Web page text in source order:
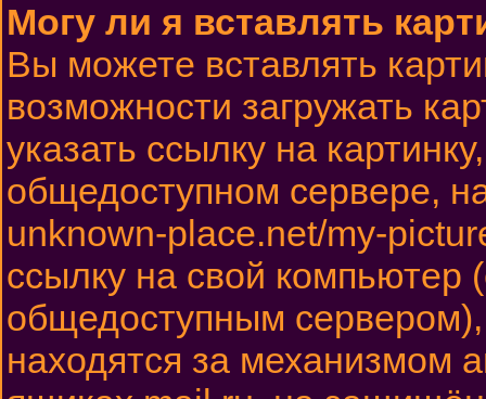
Могу ли я вставлять
Вы можете вставлять
возможности загружать
указать ссылку на
общедоступном сервере,
unknown-place.net/my-
ссылку на свой компьютер
общедоступным
находятся за механизмом